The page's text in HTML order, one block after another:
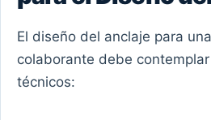
El diseño del anclaje para
colaborante debe
técnicos: